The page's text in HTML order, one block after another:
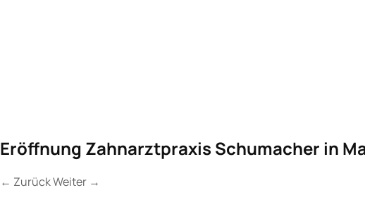
Eröffnung Zahnarztpraxis Schumacher in
← ZurückWeiter →